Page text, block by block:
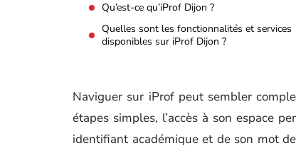
Qu’est-ce qu’iProf Dijon ?
Quelles sont les fonctionnalités et services
disponibles sur iProf Dijon ?
Naviguer sur iProf peut sembler
étapes simples, l’accès à son espace
identifiant académique et de son mot